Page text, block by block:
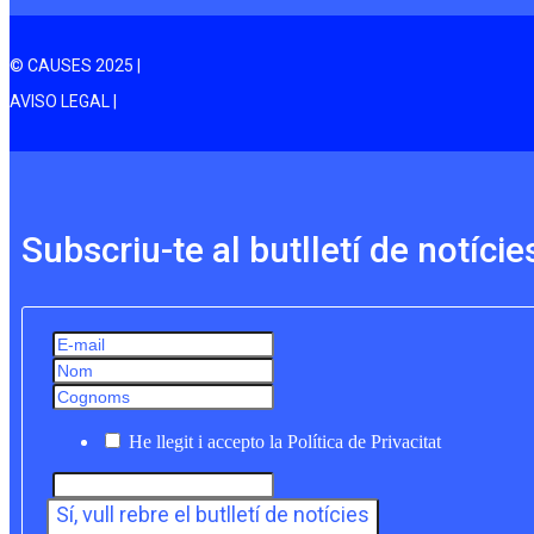
© CAUSES 2025 |
AVISO LEGAL |
Subscriu-te al butlletí de
He llegit i accepto la Política de Privacitat
Sí, vull rebre el butlletí de notícies